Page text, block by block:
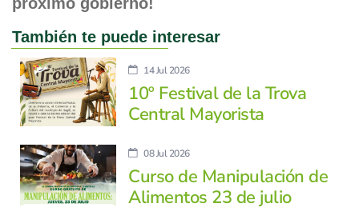
También te puede interesar
14 Jul 2026
10º Festival de la Trova
Central Mayorista
08 Jul 2026
Curso de Manipulación de
Alimentos 23 de julio